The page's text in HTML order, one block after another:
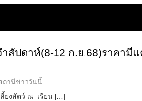
สัปดาห์(8-12 ก.ย.68)ราคามี
ถานีข่าววันนี้
งสัตว์ ณ เรียน […]